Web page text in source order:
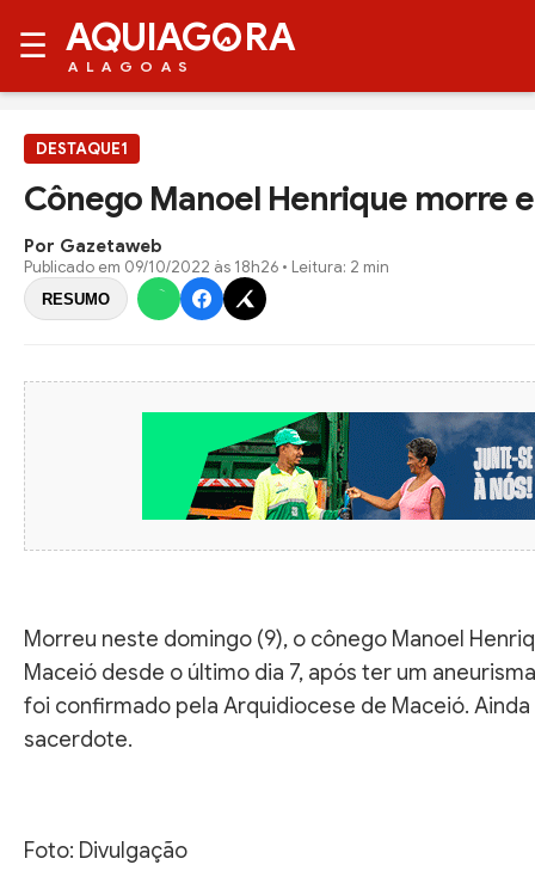
☰ AQUIAG RA
ALAGOAS
DESTAQUE1
Cônego Manoel Henrique morre
Por Gazetaweb
Publicado em 09/10/2022 às 18h26 • Leitura: 2 min
RESUMO
Morreu neste domingo (9), o cônego Manoel
Maceió desde o último dia 7, após ter um
foi confirmado pela Arquidiocese de Maceió.
sacerdote.
Foto: Divulgação